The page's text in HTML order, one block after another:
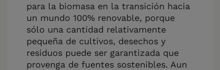
para la biomasa en la transición hacia
un mundo 100% renovable, porque
sólo una cantidad relativamente
pequeña de cultivos, desechos y
residuos puede ser garantizada que
provenga de fuentes sostenibles. Aun